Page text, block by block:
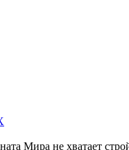
Мира не хватает